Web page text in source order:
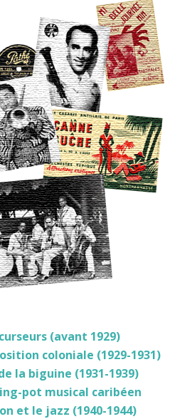
(avant 1929)
coloniale (1929-1931)
la biguine (1931-1939)
pot musical caribéen
et le jazz (1940-1944)